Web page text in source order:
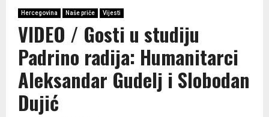
Hercegovina Naše priče Vijesti
VIDEO / Gosti u studiju
Padrino radija: Humanitarci
Aleksandar Gudelj i Slobodan
Dujić